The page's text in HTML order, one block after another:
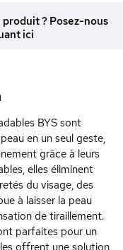
? Posez-nous
ici
BYS sont
en un seul geste,
grâce à leurs
elles éliminent
du visage, des
à laisser la peau
de tiraillement.
parfaites pour un
offrent une solution